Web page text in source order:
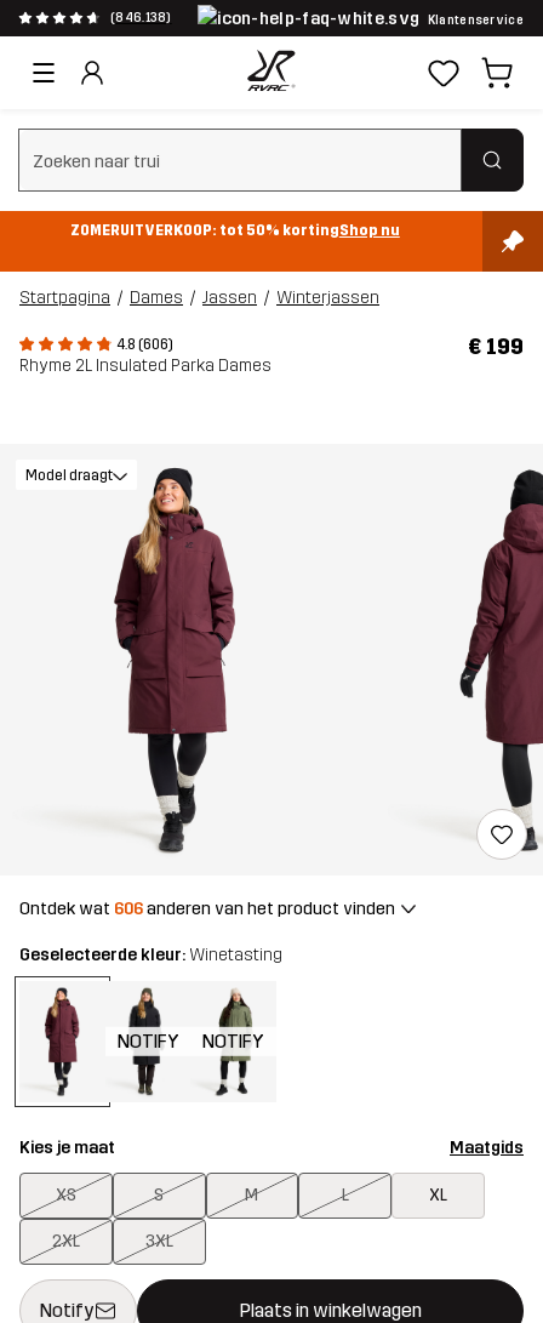
(846.138) Klantenservice
Zoeken wissen
ZOMERUITVERKOOP: tot 50% kortingShop nu
Startpagina Dames Jassen Winterjassen
4.8 (606)
Rhyme 2L Insulated Parka Dames
€ 199
Model draagt
Ontdek wat 606anderen van het product vinden
Geselecteerde kleur: Winetasting
NOTIFY NOTIFY
Kies je maat Maatgids
XS S M L XL
2XL 3XL
Notify Plaats in winkelwagen
Deze knop opent een modal met de bevestiging van een
{{size}} niet beschikbaar